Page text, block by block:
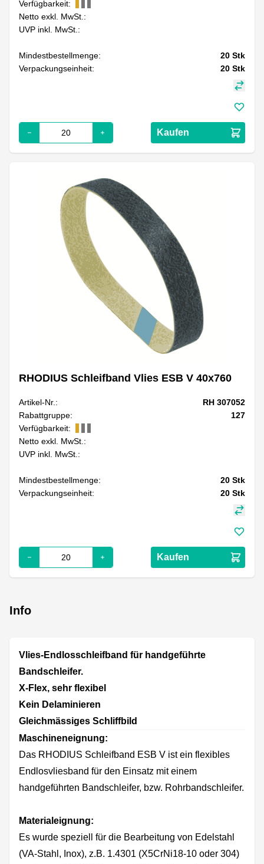
Verfügbarkeit:
Netto exkl. MwSt.:
UVP inkl. MwSt.:
Mindestbestellmenge: 20 Stk
Verpackungseinheit:
20 Stk
Kaufen
RHODIUS Schleifband Vlies ESB V 40x760
Artikel-Nr.:
RH 307052
Rabattgruppe:
127
Verfügbarkeit:
Netto exkl. MwSt.:
UVP inkl. MwSt.:
Mindestbestellmenge: 20 Stk
Verpackungseinheit:
20 Stk
Kaufen
Info
Vlies-Endlosschleifband für handgeführte
Bandschleifer.
X-Flex, sehr flexibel
Kein Delaminieren
Gleichmässiges Schliffbild
Maschineneignung:
Das RHODIUS Schleifband ESB V ist ein flexibles
Endlosvliesband für den Einsatz mit einem
handgeführten Bandschleifer, bzw. Rohrbandschleifer.
Materialeignung:
Es wurde speziell für die Bearbeitung von Edelstahl
(VA-Stahl, Inox), z.B. 1.4301 (X5CrNi18-10 oder 304)